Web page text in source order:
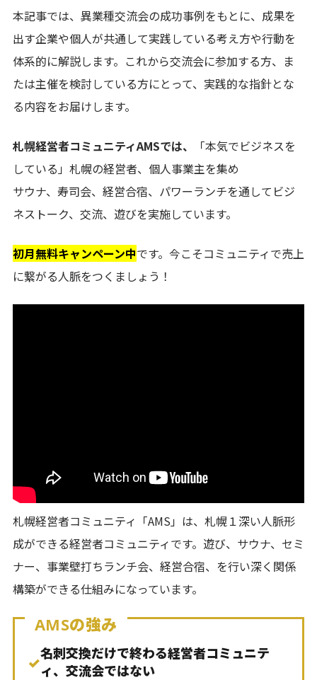
本記事では、異業種交流会の成功事例をもとに、成果を
出す企業や個人が共通して実践している考え方や行動を
体系的に解説します。これから交流会に参加する方、ま
たは主催を検討している方にとって、実践的な指針とな
る内容をお届けします。
札幌経営者コミュニティAMSでは、
「本気でビジネスを
している」札幌の経営者、個人事業主を集め
サウナ、寿司会、経営合宿、パワーランチを通してビジ
ネストーク、交流、遊びを実施しています。
初月無料キャンペーン中です。今こそコミュニティで売上
に繋がる人脈をつくましょう！
札幌経営者コミュニティ「AMS」は、札幌１深い人脈形
成ができる経営者コミュニティです。遊び、サウナ、セミ
ナー、事業壁打ちランチ会、経営合宿、を行い深く関係
構築ができる仕組みになっています。
AMSの強み
✓名刺交換だけで終わる経営者コミュニテ
ィ、交流会ではない